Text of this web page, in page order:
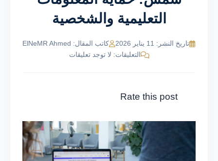
التعليمية والشخصية
تاريخ النشر: 11 يناير 2026
كاتب المقال: ElNeMR Ahmed
التعليقات: لا توجد تعليقات
Rate this post